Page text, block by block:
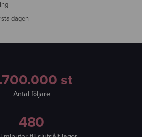
dagen
st
Antal följare
480